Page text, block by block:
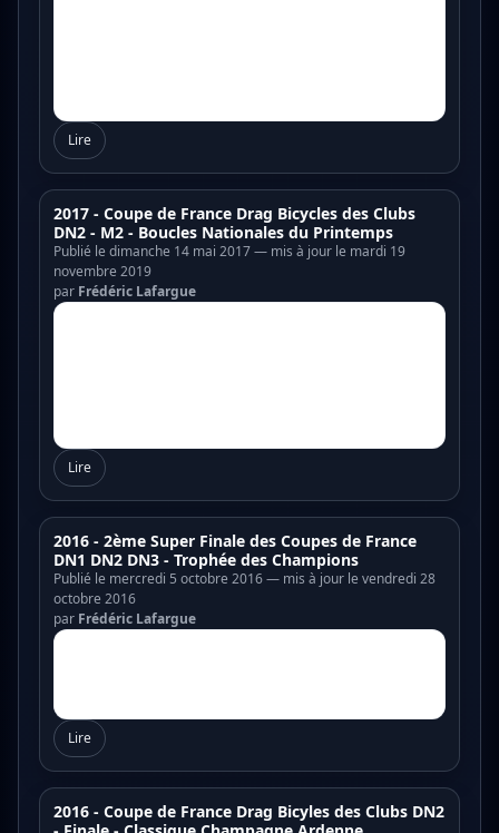
Lire
2017 - Coupe de France Drag Bicycles des Clubs
DN2 - M2 - Boucles Nationales du Printemps
Publié le dimanche 14 mai 2017 — mis à jour le mardi 19
novembre 2019
par Frédéric Lafargue
Lire
2016 - 2ème Super Finale des Coupes de France
DN1 DN2 DN3 - Trophée des Champions
Publié le mercredi 5 octobre 2016 — mis à jour le vendredi 28
octobre 2016
par Frédéric Lafargue
Lire
2016 - Coupe de France Drag Bicyles des Clubs DN2